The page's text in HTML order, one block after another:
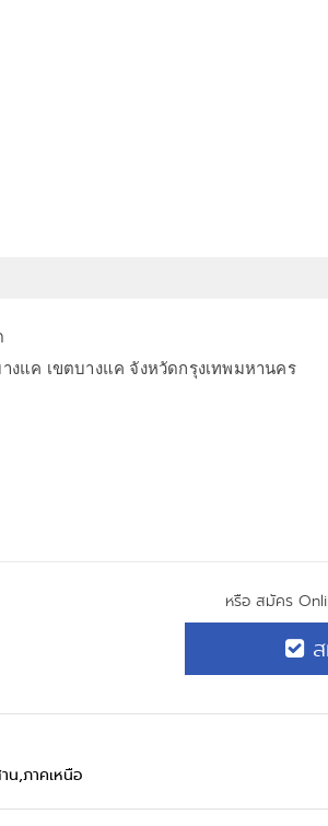
งแค เขตบางแค จังหวัดกรุงเทพมหานคร
หรือ สมัคร
ส
น,ภาคเหนือ